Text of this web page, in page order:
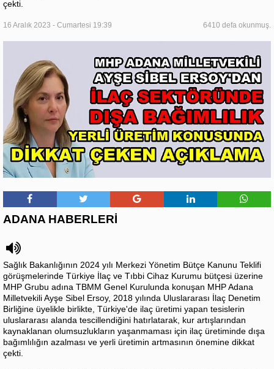
çekti.
16 Aralık 2023 - Cumartesi 19:39 6410 defa okunmuş.
ADANA HABERLERİ
Sağlık Bakanlığının 2024 yılı Merkezi Yönetim Bütçe Kanunu Teklifi
görüşmelerinde Türkiye İlaç ve Tıbbi Cihaz Kurumu bütçesi üzerine
MHP Grubu adına TBMM Genel Kurulunda konuşan MHP Adana
Milletvekili Ayşe Sibel Ersoy, 2018 yılında Uluslararası İlaç Denetim
Birliğine üyelikle birlikte, Türkiye'de ilaç üretimi yapan tesislerin
uluslararası alanda tescillendiğini hatırlatarak, kur artışlarından
kaynaklanan olumsuzlukların yaşanmaması için ilaç üretiminde dışa
bağımlılığın azalması ve yerli üretimin artmasının önemine dikkat
çekti.